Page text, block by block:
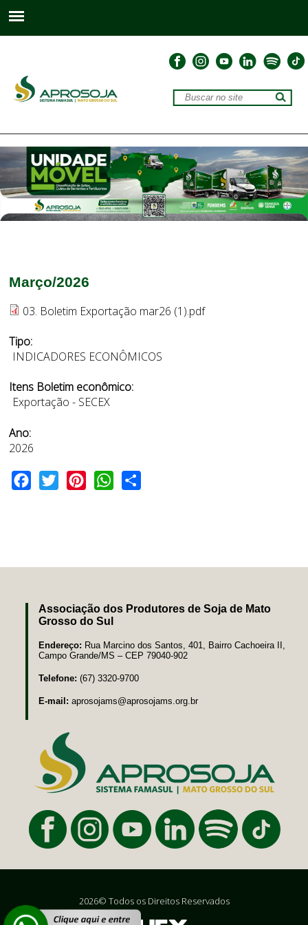
Março/2026
03. Boletim Exportação mar26 (1).pdf
Tipo:
INDICADORES ECONÔMICOS
Itens Boletim econômico:
Exportação - SECEX
Ano:
2026
Facebook
Twitter PinterestWhatsApp
Associação dos Produtores de Soja de Mato
Grosso do Sul
Endereço: Rua Marcino dos Santos, 401, Bairro Cachoeira II,
Campo Grande/MS – CEP 79040-902
Telefone: (67) 3320-9700
E-mail: aprosojams@aprosojams.org.br
2026© Todos os Direitos Reservados